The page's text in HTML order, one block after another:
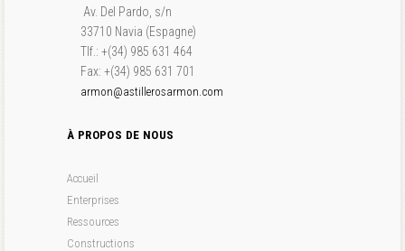
Av. Del Pardo, s/n
33710 Navia (Espagne)
Tlf.: +(34) 985 631 464
Fax: +(34) 985 631 701
armon@astillerosarmon.com
À PROPOS DE NOUS
Accueil
Enterprises
Ressources
Constructions